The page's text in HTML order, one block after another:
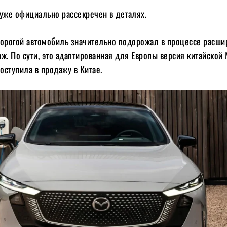
официально рассекречен в деталях.
автомобиль значительно подорожал в процессе
По сути, это адаптированная для Европы версия китайской
в продажу в Китае.